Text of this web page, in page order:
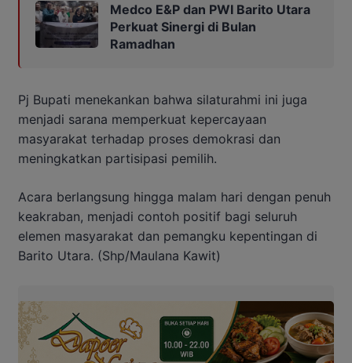
Medco E&P dan PWI Barito Utara
Perkuat Sinergi di Bulan
Ramadhan
Pj Bupati menekankan bahwa silaturahmi ini juga
menjadi sarana memperkuat kepercayaan
masyarakat terhadap proses demokrasi dan
meningkatkan partisipasi pemilih.
Acara berlangsung hingga malam hari dengan penuh
keakraban, menjadi contoh positif bagi seluruh
elemen masyarakat dan pemangku kepentingan di
Barito Utara. (Shp/Maulana Kawit)